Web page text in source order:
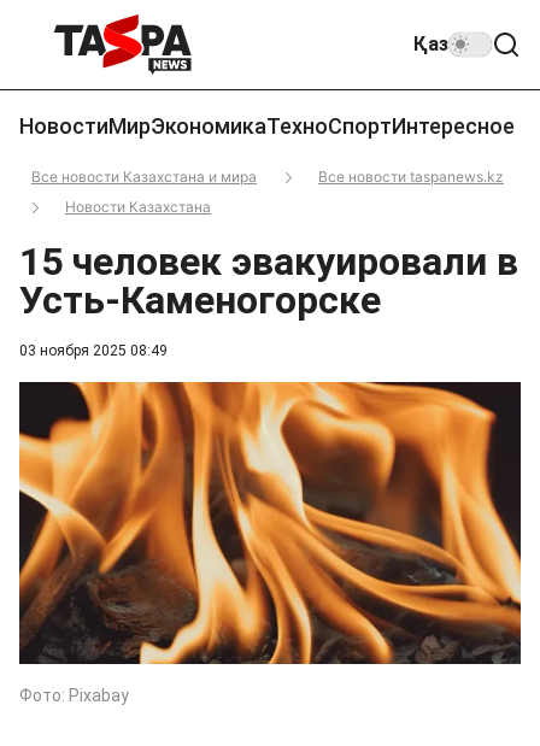
Қаз
НовостиМирЭкономикаТехноСпортИнтересное
Все новости Казахстана и мира
Все новости taspanews.kz
Новости Казахстана
03 ноября 2025 08:49
15 человек эвакуировали в
Усть-Каменогорске
Фото: Pixabay